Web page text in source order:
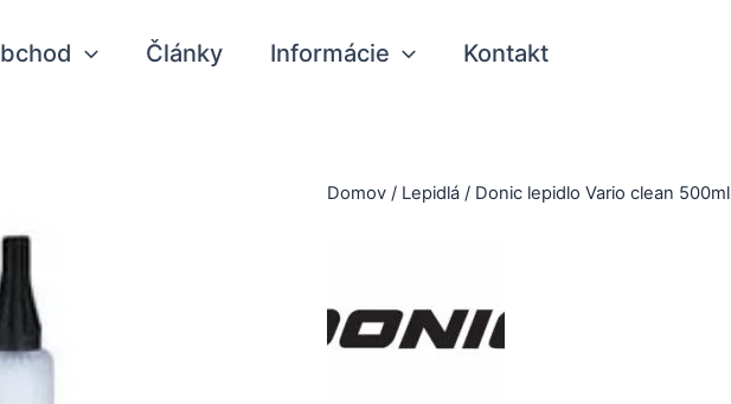
Články Informácie Kontakt
Domov / Lepidlá / Donic lepidlo Vario clean 500ml